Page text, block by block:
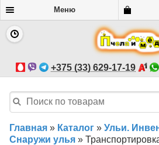
Меню
+375 (33) 629-17-19
Главная » Каталог » Ульи.
Снаружи улья »